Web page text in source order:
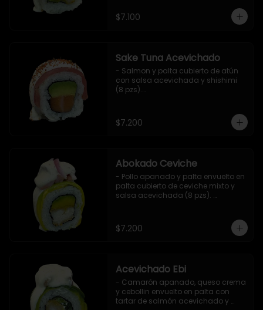
$7.100
Sake Tuna Acevichado
- Salmon y palta cubierto de atún
con salsa acevichada y shishimi
(8 pzs).
$7.200
Abokado Ceviche
- Pollo apanado y palta envuelto en
palta cubierto de ceviche mixto y
salsa acevichada (8 pzs).
$7.200
Acevichado Ebi
- Camarón apanado, queso crema
y cebollin envuelto en palta con
tartar de salmón acevichado y